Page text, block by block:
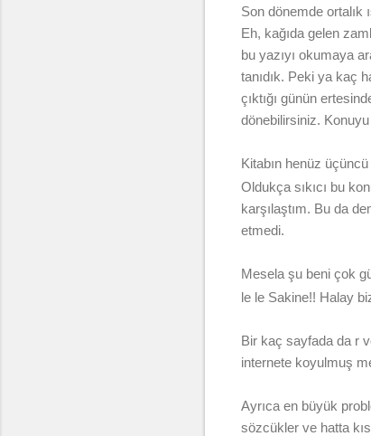
Son dönemde ortalık
Eh, kağıda gelen
bu yazıyı okumaya
tanıdık. Peki ya kaç
çıktığı günün
dönebilirsiniz. Konuyu
Kitabın henüz üçüncü
Oldukça sıkıcı bu
karşılaştım. Bu da
etmedi.
Mesela şu beni çok
le le Sakine!! Halay
Bir kaç sayfada da r
internete koyulmuş
Ayrıca en büyük
sözcükler ve hatta